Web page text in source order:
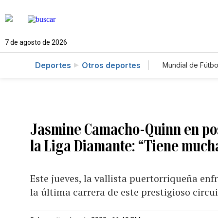
7 de agosto de 2026
Deportes Otros deportes Mundial de
Jasmine Camacho-Quinn en
la Liga Diamante: “Tiene
Este jueves, la vallista puertorriqueña
la última carrera de este prestigioso